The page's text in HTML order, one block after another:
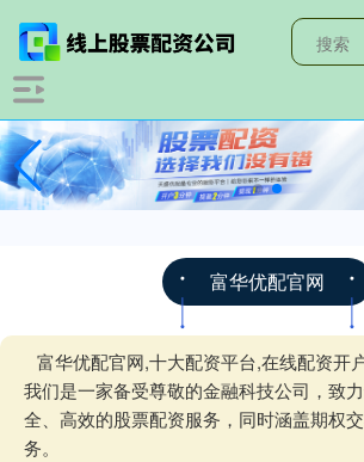
富华优配官网
富华优配官网,十大配资平台,在线配资开
我们是一家备受尊敬的金融科技公司，致
全、高效的股票配资服务，同时涵盖期权
务。